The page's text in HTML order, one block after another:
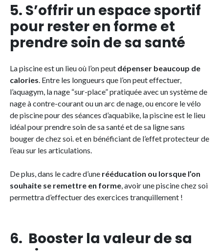
5. S’offrir un espace sportif
pour rester en forme et
prendre soin de sa santé
La piscine est un lieu où l’on peut dépenser beaucoup de
calories. Entre les longueurs que l’on peut effectuer,
l’aquagym, la nage “sur-place” pratiquée avec un système de
nage à contre-courant ou un arc de nage, ou encore le vélo
de piscine pour des séances d’aquabike, la piscine est le lieu
idéal pour prendre soin de sa santé et de sa ligne sans
bouger de chez soi. et en bénéficiant de l’effet protecteur de
l’eau sur les articulations.
De plus, dans le cadre d’une rééducation ou lorsque l’on
souhaite se remettre en forme, avoir une piscine chez soi
permettra d’effectuer des exercices tranquillement !
6. Booster la valeur de sa